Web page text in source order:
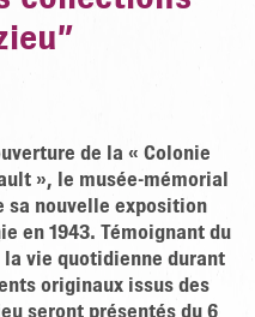
de la « Colonie
», le musée-mémorial
sa nouvelle exposition
en 1943. Témoignant du
vie quotidienne durant
originaux issus des
seront présentés du 6